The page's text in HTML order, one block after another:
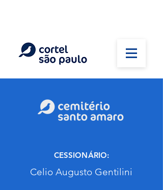
CESSIONÁRIO:
Celio Augusto Gentilini